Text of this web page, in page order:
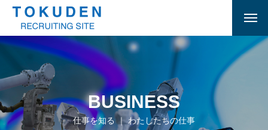
BUSINESS
仕事を知る ｜ わたしたちの仕事